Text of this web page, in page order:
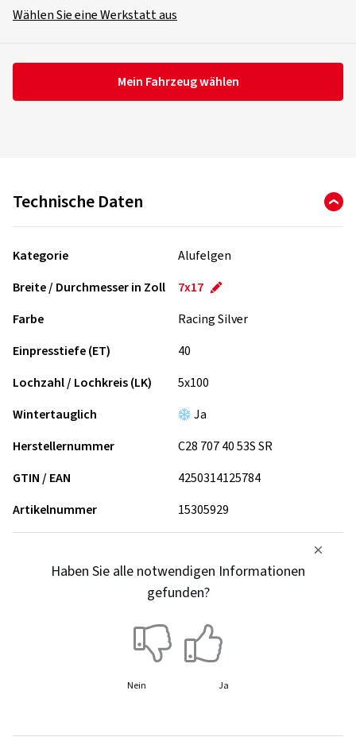
Wählen Sie eine Werkstatt aus
Mein Fahrzeug wählen
Technische Daten
Kategorie
Alufelgen
Breite / Durchmesser in Zoll
7x17
Farbe
Racing Silver
Einpresstiefe (ET)
40
Lochzahl / Lochkreis (LK)
5x100
Wintertauglich
Ja
Herstellernummer
C28 707 40 53S SR
GTIN / EAN
4250314125784
Artikelnummer
15305929
Haben Sie alle notwendigen Informationen
gefunden?
Nein Ja